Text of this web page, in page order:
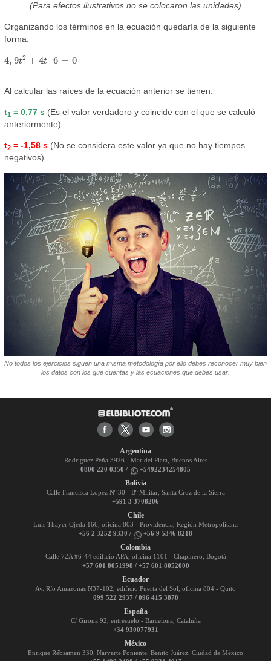
(Para efectos ilustrativos no se colocaron las unidades)
Organizando los términos en la ecuación quedaría de la siguiente
forma:
4, 9t2 + 4t–6 = 0
4 9 2 – =
Al calcular las raíces de la ecuación anterior se tienen:
t1 = 0,77 s (Es el valor verdadero y coincide con el que se calculó
anteriormente)
t2= -1,58 s(No se considera este valor ya que no hay tiempos
negativos)
No todos los ejercicios siguen una misma metodología por ello debes reconocer muy bien
los datos con los que cuentas y las ecuaciones que debes usar.
Argentina
Rodriguez Peña 3926 - Mar del Plata, Buenos Aires
0800 220 0350 /
+5492234254805
Bolivia
Calle Francisca Lopez Nº 30 - Bº Militar, Santa Cruz de la Sierra
+591 3 3708206
Chile
Luis Thayer Ojeda 166, oficina 803 - Providencia, Región Metropolitana
+56 2 3252 9330 /
+56 9 5346 8218
Colombia
Calle 72A #6-44 edificio APA, oficina 1101 - Chapinero, Bogotá
+57 601 8051998 / +57 601 8052000
Ecuador
Av. Río Amazonas N37-102, edificio Puerta del Sol, oficina 804 - Quito
099 522 2937 / 096 415 3878
España
C/ Girona 92, entresuelo - Barcelona, Cataluña
+34 930077931
México
Enrique Rébsamen 330, Narvarte Poniente, Benito Juárez, Ciudad de México